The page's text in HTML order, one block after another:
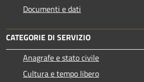
Documenti e dati
CATEGORIE DI SERVIZIO
Anagrafe e stato civile
Cultura e tempo libero